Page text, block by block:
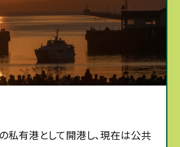
私有港として開港し、現在は公共